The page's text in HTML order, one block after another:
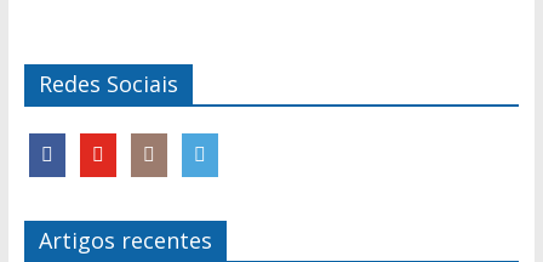
Redes Sociais
Artigos recentes